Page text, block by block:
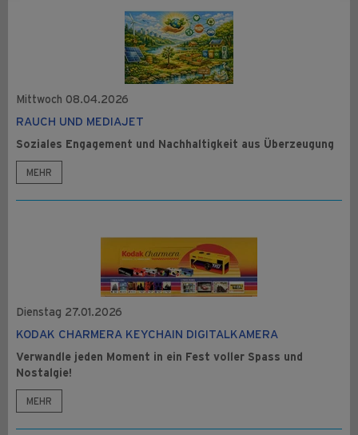
RAUCH UND MEDIAJET
Soziales Engagement und Nachhaltigkeit aus Überzeugung
MEHR
Mittwoch 08.04.2026
KODAK CHARMERA KEYCHAIN DIGITALKAMERA
Verwandle jeden Moment in ein Fest voller Spass und
Nostalgie!
MEHR
Dienstag 27.01.2026